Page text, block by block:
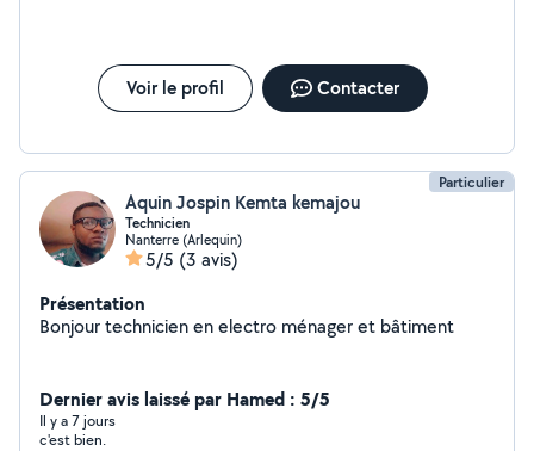
Voir le profil Contacter
Particulier
Aquin Jospin Kemta kemajou
Technicien
Nanterre (Arlequin)
5/5 (3 avis)
Présentation
Bonjour technicien en electro ménager et bâtiment
Dernier avis laissé par Hamed : 5/5
Il y a 7 jours
c'est bien.